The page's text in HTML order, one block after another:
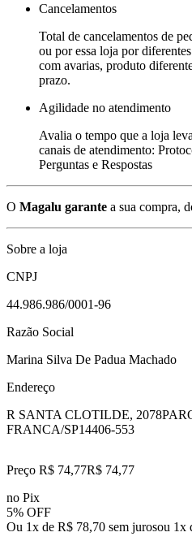
Cancelamentos
Total de cancelamentos de
ou por essa loja por
com avarias, produto
prazo.
Agilidade no atendimento
Avalia o tempo que a loja
canais de atendimento:
Perguntas e Respostas
O Magalu garante a sua compra,
Sobre a loja
CNPJ
44.986.986/0001-96
Razão Social
Marina Silva De Padua Machado
Endereço
R SANTA CLOTILDE, 2078
FRANCA/SP14406-553
Preço R$ 74,77R$ 74,77
no Pix
5% OFF
Ou 1x de R$ 78,70 sem jurosou 1x